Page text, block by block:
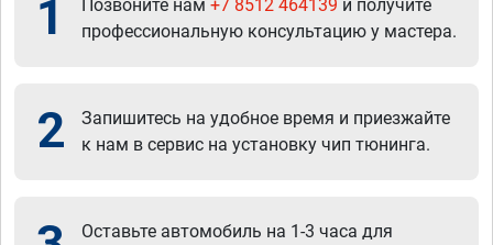
1 Позвоните нам +7 8512 464139 и получите
профессиональную консультацию у мастера.
2
Запишитесь на удобное время и приезжайте
к нам в сервис на установку чип тюнинга.
Оставьте автомобиль на 1-3 часа для